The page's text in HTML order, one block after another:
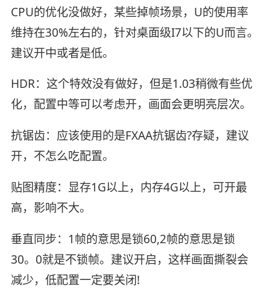
CPU的优化没做好，某些掉帧场景，U的使用率
维持在30%左右的，针对桌面级I7以下的U而言。
建议开中或者是低。
HDR：这个特效没有做好，但是1.03稍微有些优
化，配置中等可以考虑开，画面会更明亮层次。
抗锯齿：应该使用的是FXAA抗锯齿?存疑，建议
开，不怎么吃配置。
贴图精度：显存1G以上，内存4G以上，可开最
高，影响不大。
垂直同步：1帧的意思是锁60,2帧的意思是锁
30。0就是不锁帧。建议开启，这样画面撕裂会
减少，低配置一定要关闭!